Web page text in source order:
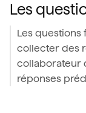
Les
Les questions
collecter des
collaborateur
réponses